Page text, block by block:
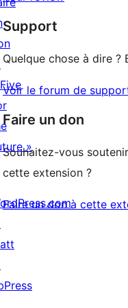
étoile
à
1
étoile
Support
Quelque chose à dire ?
Voir le forum de
Faire un don
Souhaitez-vous
cette extension ?
Faire un don à cette
»